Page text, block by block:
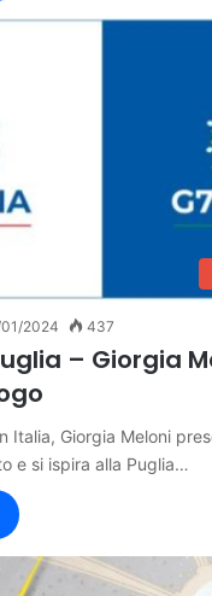
2024 437
– Giorgia
Italia, Giorgia Meloni
e si ispira alla Puglia…